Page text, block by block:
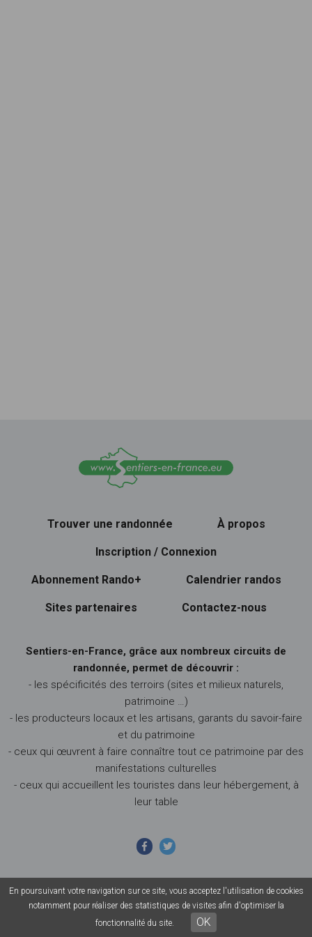
Trouver une randonnée À propos
Inscription / Connexion
Abonnement Rando+ Calendrier randos
Sites partenaires Contactez-nous
Sentiers-en-France, grâce aux nombreux circuits de
randonnée, permet de découvrir :
- les spécificités des terroirs (sites et milieux naturels,
patrimoine …)
- les producteurs locaux et les artisans, garants du savoir-faire
et du patrimoine
- ceux qui œuvrent à faire connaître tout ce patrimoine par des
manifestations culturelles
- ceux qui accueillent les touristes dans leur hébergement, à
leur table
© 2026 Sentiers en France - Tous droits réservés - Photos non
contractuelles -
Mentions légales-CGU
En poursuivant votre navigation sur ce site, vous acceptez l'utilisation de cookies
notamment pour réaliser des statistiques de visites afin d'optimiser la
fonctionnalité du site.
OK